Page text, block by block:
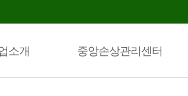
소개 중앙손상관리센터